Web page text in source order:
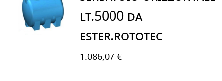
LT.5000 DA
ESTER.ROTOTEC
1.086,07 €